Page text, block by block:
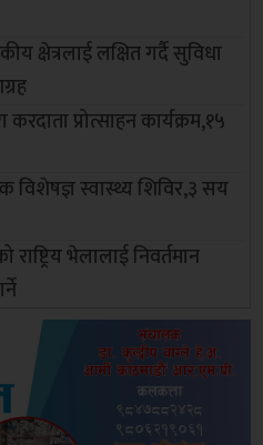
क्षेत्रलाई लक्षित गर्दै सुविधा
प्रोत्साहन कार्यक्रम,१५
विशेषज्ञ स्वास्थ्य शिविर,३ सय
भेलालाई निवर्तमान